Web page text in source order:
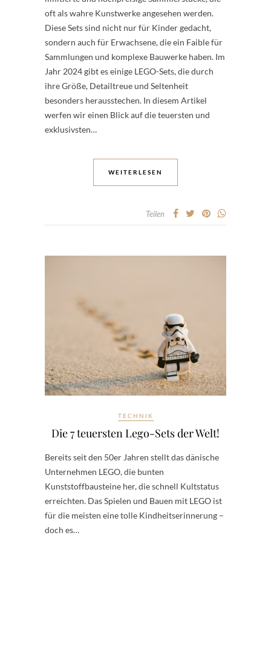
oft als wahre Kunstwerke angesehen werden.
Diese Sets sind nicht nur für Kinder gedacht,
sondern auch für Erwachsene, die ein Faible für
Sammlungen und komplexe Bauwerke haben. Im
Jahr 2024 gibt es einige LEGO-Sets, die durch
ihre Größe, Detailtreue und Seltenheit
besonders herausstechen. In diesem Artikel
werfen wir einen Blick auf die teuersten und
exklusivsten…
WEITERLESEN
Teilen
TECHNIK
Die 7 teuersten Lego-Sets der Welt!
Bereits seit den 50er Jahren stellt das dänische
Unternehmen LEGO, die bunten
Kunststoffbausteine her, die schnell Kultstatus
erreichten. Das Spielen und Bauen mit LEGO ist
für die meisten eine tolle Kindheitserinnerung –
doch es…